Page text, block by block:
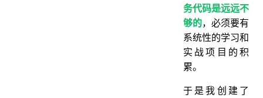
务代码是远远不
够的，必须要有
系统性的学习和
实战项目的积
累。
于是我创建了